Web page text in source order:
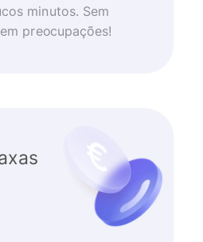
minutos. Sem
preocupações!